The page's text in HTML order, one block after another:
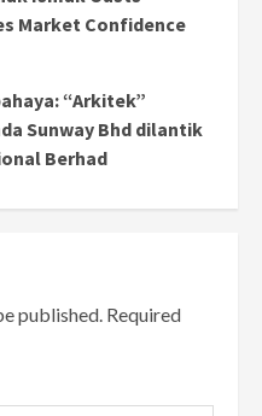
Market Confidence
“Arkitek”
Sunway Bhd dilantik
Berhad
published. Required